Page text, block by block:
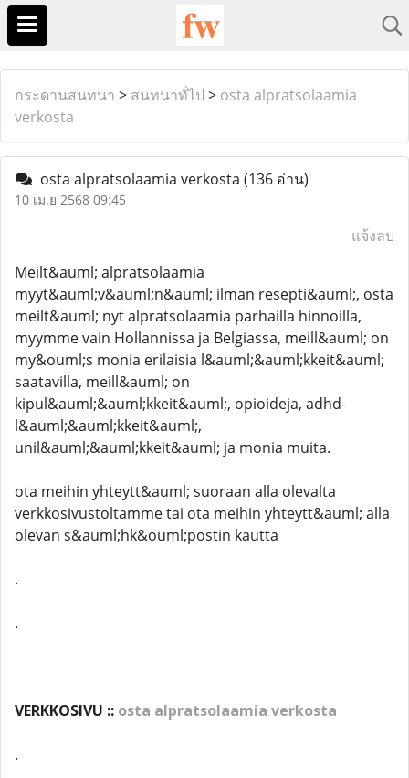
กระดานสนทนา > สนทนาทั่ไป > osta alpratsolaamia
verkosta
osta alpratsolaamia verkosta (136 อ่าน)
10 เม.ย 2568 09:45
แจ้งลบ
Meilt&auml; alpratsolaamia
myyt&auml;v&auml;n&auml; ilman resepti&auml;, osta
meilt&auml; nyt alpratsolaamia parhailla hinnoilla,
myymme vain Hollannissa ja Belgiassa, meill&auml; on
my&ouml;s monia erilaisia ​​l&auml;&auml;kkeit&auml;
saatavilla, meill&auml; on
kipul&auml;&auml;kkeit&auml;, opioideja, adhd-
l&auml;&auml;kkeit&auml;,
unil&auml;&auml;kkeit&auml; ja monia muita.
ota meihin yhteytt&auml; suoraan alla olevalta
verkkosivustoltamme tai ota meihin yhteytt&auml; alla
olevan s&auml;hk&ouml;postin kautta
.
.
VERKKOSIVU :: osta alpratsolaamia verkosta
.